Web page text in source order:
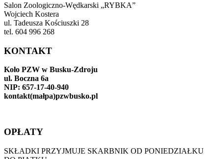
Salon Zoologiczno-Wędkarski „RYBKA”
Wojciech Kostera
ul. Tadeusza Kościuszki 28
tel. 604 996 268
KONTAKT
Koło PZW w Busku-Zdroju
ul. Boczna 6a
NIP: 657-17-40-940
kontakt(małpa)pzwbusko.pl
OPŁATY
SKŁADKI PRZYJMUJE SKARBNIK OD PONIEDZIAŁKU